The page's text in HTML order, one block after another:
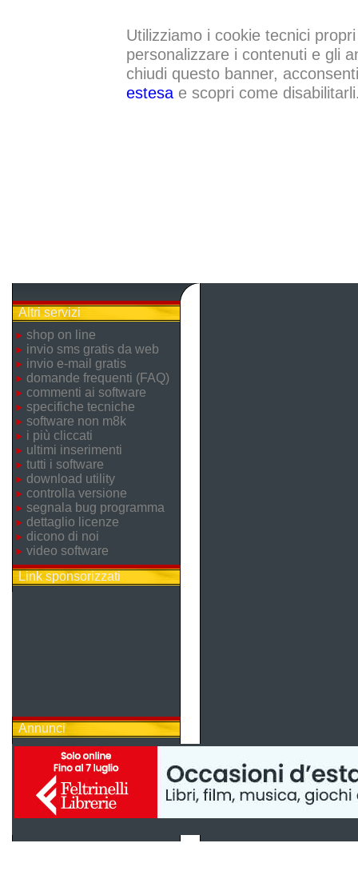
Utilizziamo i cookie tecnici
personalizzare i contenuti e gli
chiudi questo banner,
estesae scopri come
Altri servizi
shop on line
invio sms gratis da web
invio e-mail gratis
domande frequenti (FAQ)
commenti ai software
specifiche tecniche
software non m8k
i più cliccati
ultimi inserimenti
tutti i software
download utility
controlla versione
segnala bug programma
dettaglio licenze
dicono di noi
video software
Link sponsorizzati
Annunci